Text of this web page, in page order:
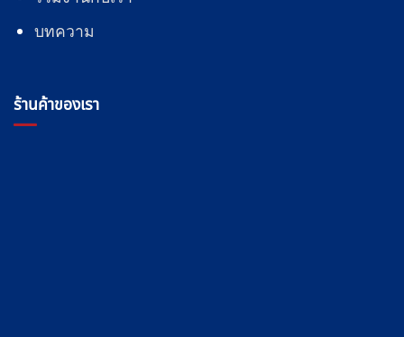
บทความ
ร้านค้าของเรา